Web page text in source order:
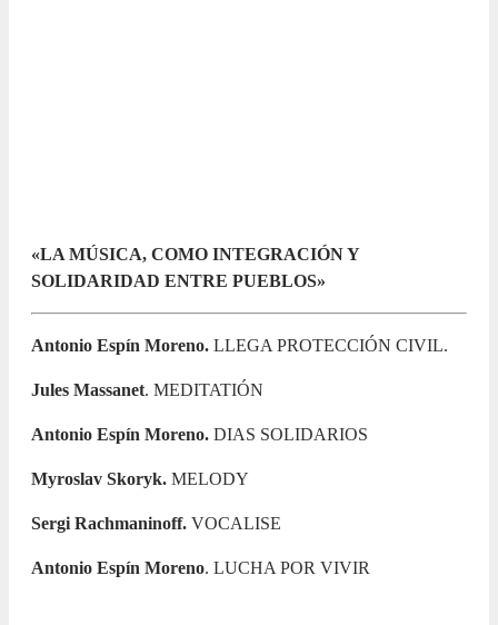
«LA MÚSICA, COMO INTEGRACIÓN Y
SOLIDARIDAD ENTRE PUEBLOS»
Antonio Espín Moreno. LLEGA PROTECCIÓN CIVIL.
Jules Massanet. MEDITATIÓN
Antonio Espín Moreno. DIAS SOLIDARIOS
Myroslav Skoryk. MELODY
Sergi Rachmaninoff. VOCALISE
Antonio Espín Moreno. LUCHA POR VIVIR